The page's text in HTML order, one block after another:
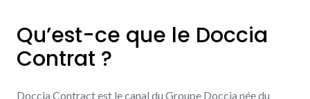
Qu’est-ce que le Doccia
Contrat ?
Doccia Contract est le canal du Groupe Doccia née du